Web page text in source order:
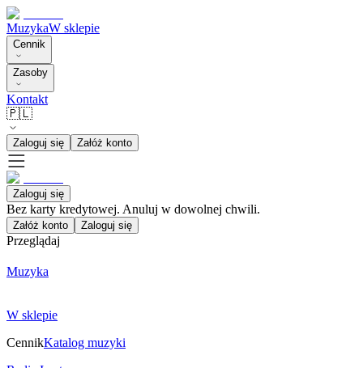
MuzykaW sklepie
Cennik
Zasoby
Kontakt
🇵🇱
Zaloguj się Załóż konto
Zaloguj się
Bez karty kredytowej. Anuluj w dowolnej chwili.
Załóż konto Zaloguj się
Przeglądaj
Muzyka
W sklepie
CennikKatalog muzyki